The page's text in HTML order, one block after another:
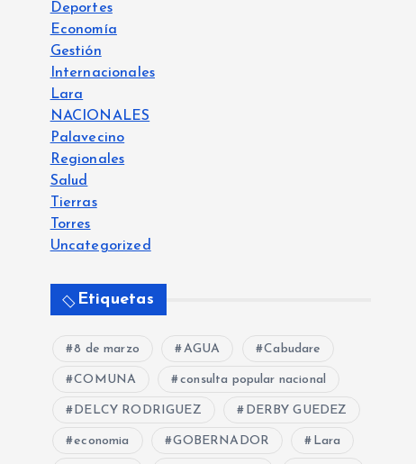
Deportes
Economía
Gestión
Internacionales
Lara
NACIONALES
Palavecino
Regionales
Salud
Tierras
Torres
Uncategorized
Etiquetas
8 de marzo AGUA Cabudare
COMUNA consulta popular nacional
DELCY RODRIGUEZ DERBY GUEDEZ
economia GOBERNADOR Lara